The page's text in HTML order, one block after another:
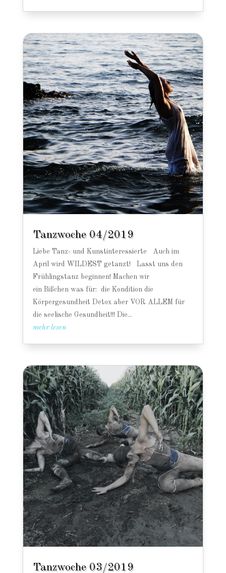
Tanzwoche 04/2019
Liebe Tanz- und Kunstinteressierte Auch im
April wird WILDEST getanzt! Lasst uns den
Frühlingstanz beginnen! Machen wir
ein Bißchen was für: die Kondition die
Körpergesundheit Detox aber VOR ALLEM für
die seelische Gesundheit!!! Die...
mehr lesen
Tanzwoche 03/2019